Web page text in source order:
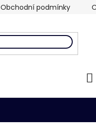
Obchodní podmínky